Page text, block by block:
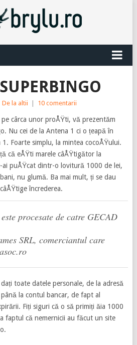
De la altii 10 comentarii
cârca unor proÅŸti, vă prezentăm
Nu cei de la Antena 1 ci o țeapă în
Foarte simplu, la mintea cocoÅŸului.
că eÅŸti marele câÅŸtigător la
ai puÅŸcat dintr-o lovitură 1000 de lei,
nu glumă. Ba mai mult, ți se dau
încrederea.
procesate de catre GECAD
SRL, comerciantul care
toate datele personale, de la adresă
la contul bancar, de fapt al
Fiți siguri că o să primiți ăia 1000
faptul că nemernicii au făcut un site